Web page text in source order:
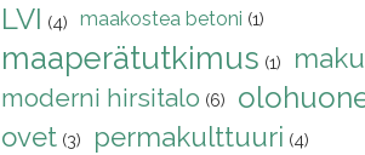
LVI (4) maakostea betoni (1)
maaperätutkimus (1)
moderni hirsitalo (6)
ovet (3) permakulttuuri (4)